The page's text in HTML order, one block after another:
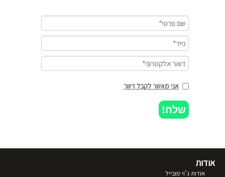
אני מאשר לקבל דיוור
שלח!
אודות
אודות ג’וי מובייל